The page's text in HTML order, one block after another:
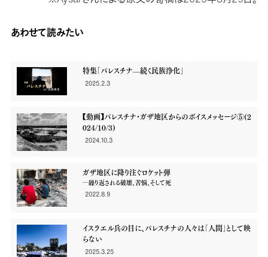
あわせて読みたい
特集「パレスチナ—続く民族浄化」
2025.2.3
【動画】パレスチナ・ガザ地区からのボイスメッセージ⑤(2
024/10/3)
2024.10.3
ガザ地区に降り注ぐロケット弾
―繰り返される破壊、苦悩、そして死
2022.8.9
イスラエル兵の目に、パレスチナの人々は「人間」として映
らない
―止めどない暴力に閉じ込められたガザ地区から（Aysarさん寄稿）
2025.3.25